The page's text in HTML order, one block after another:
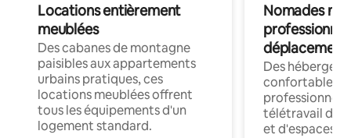
Locations entièrement
meublées
Des cabanes de montagne
paisibles aux appartements
urbains pratiques, ces
locations meublées offrent
tous les équipements d'un
logement standard.
Nomades
déplacement
Des
confortables
professionnels
télétravail
et d'espaces